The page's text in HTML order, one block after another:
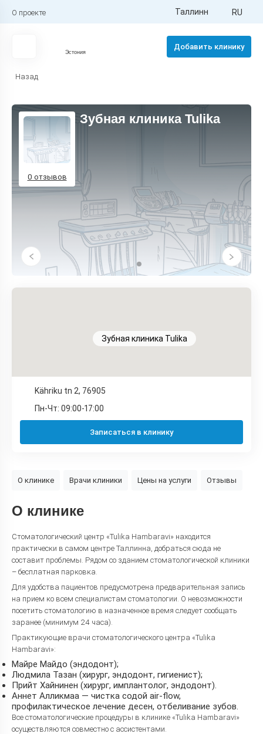
О проекте Таллинн RU
Эстония
Добавить клинику
Назад
0 отзывов
Зубная клиника Tulika
Зубная клиника Tulika
Kähriku tn 2, 76905
Пн-Чт: 09:00-17:00
Записаться в клинику
О клинике Врачи клиники Цены на услуги Отзывы
О клинике
Стоматологический центр «Tulika Hambaravi» находится
практически в самом центре Таллинна, добраться сюда не
составит проблемы. Рядом со зданием стоматологической клиники
– бесплатная парковка.
Для удобства пациентов предусмотрена предварительная запись
на прием ко всем специалистам стоматологии. О невозможности
посетить стоматологию в назначенное время следует сообщать
заранее (минимум 24 часа).
Практикующие врачи стоматологического центра «Tulika
Hambaravi»:
Майре Майдо (эндодонт);
Людмила Тазан (хирург, эндодонт, гигиенист);
Прийт Хайнинен (хирург, имплантолог, эндодонт).
Аннет Алликмаа — чистка содой air-flow,
профилактическое лечение десен, отбеливание зубов.
Все стоматологические процедуры в клинике «Tulika Hambaravi»
осуществляются совместно с ассистентами.